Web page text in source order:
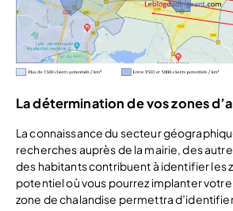
La détermination de vos zones
La connaissance du secteur
recherches auprès de la mairie, des
des habitants contribuent à identifier les
potentiel où vous pourrez implanter
zone de chalandise permettra